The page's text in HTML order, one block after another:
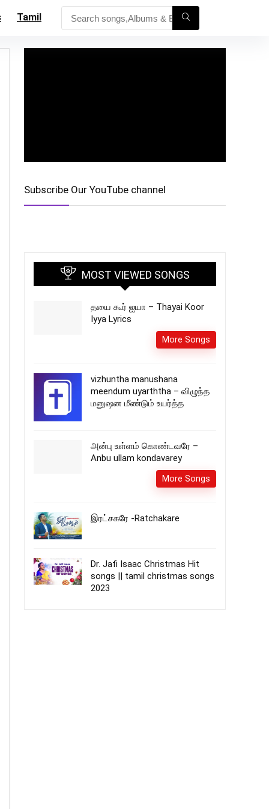
Tamil
Subscribe Our YouTube channel
MOST VIEWED SONGS
தயை கூர் ஐயா – Thayai Koor
Iyya Lyrics
More Songs
vizhuntha manushana
meendum uyarththa – விழுந்த
மனுஷன மீண்டும் உயர்த்த
அன்பு உள்ளம் கொண்டவரே –
Anbu ullam kondavarey
More Songs
இரட்சகரே -Ratchakare
Dr. Jafi Isaac Christmas Hit
songs || tamil christmas songs
2023